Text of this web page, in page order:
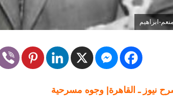
ابراهيم
نيوز ـ القاهرة| وجوه مسرحية